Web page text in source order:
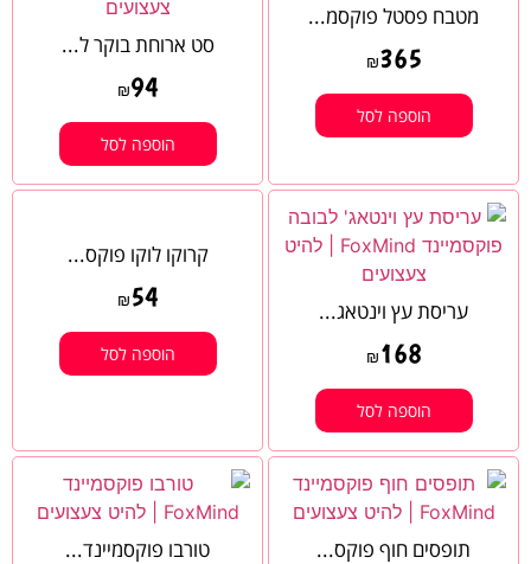
מטבח פסטל פוקסמ...
₪365
הוספה לסל
סט ארוחת בוקר ל...
₪94
הוספה לסל
עריסת עץ וינטאג...
₪ 168
הוספה לסל
קרוקו לוקו פוקס...
₪ 54
הוספה לסל
תופסים חוף פוקס... טורבו פוקסמיינד...